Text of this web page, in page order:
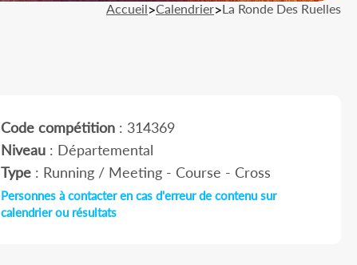
Accueil>Calendrier>La Ronde Des Ruelles
Code compétition: 314369
Niveau: Départemental
Type: Running / Meeting - Course - Cross
Personnes à contacter en cas d'erreur de contenu sur
calendrier ou résultats